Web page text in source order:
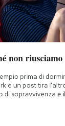
non
prima di
e un post tira
di sopravvivenza e